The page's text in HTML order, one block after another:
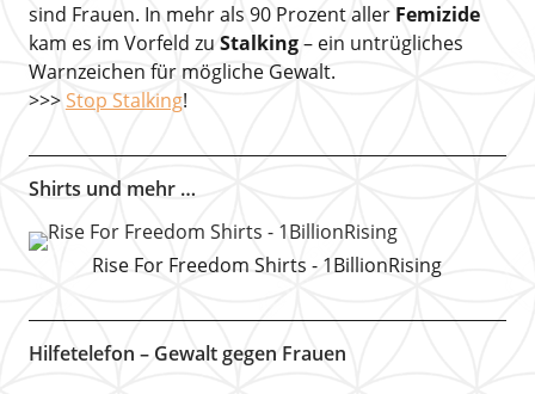
sind Frauen. In mehr als 90 Prozent aller Femizide
kam es im Vorfeld zu Stalking– ein untrügliches
Warnzeichen für mögliche Gewalt.
>>> Stop Stalking!
Shirts und mehr …
Rise For Freedom Shirts - 1BillionRising
Hilfetelefon – Gewalt gegen Frauen